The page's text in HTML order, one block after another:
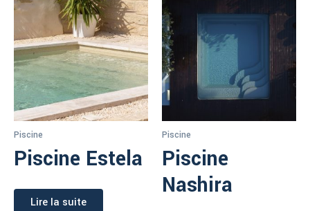
Piscine
Piscine Estela
Lire la suite
Piscine
Piscine
Nashira